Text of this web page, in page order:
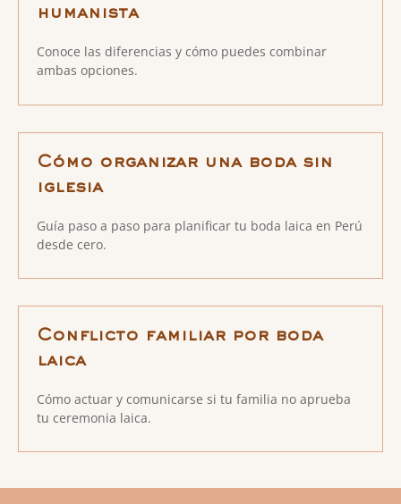
humanista
Conoce las diferencias y cómo puedes combinar
ambas opciones.
Cómo organizar una boda sin
iglesia
Guía paso a paso para planificar tu boda laica en Perú
desde cero.
Conflicto familiar por boda
laica
Cómo actuar y comunicarse si tu familia no aprueba
tu ceremonia laica.